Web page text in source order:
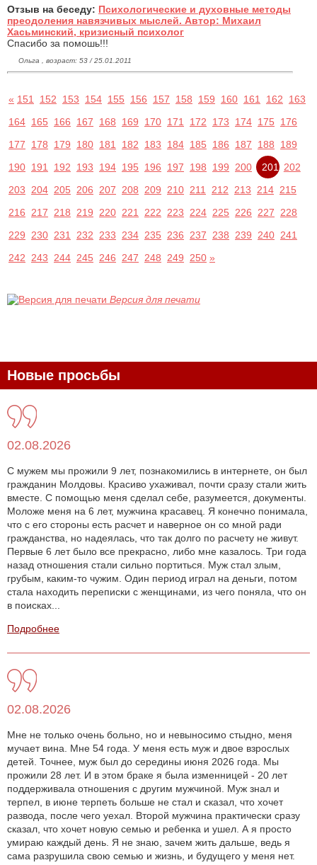
Отзыв на беседу: Психологические и духовные методы
преодоления навязчивых мыслей. Автор: Михаил
Хасьминский, кризисный психолог
Спасибо за помошь!!!
Ольга , возраст: 53 / 25.01.2011
« 151 152 153 154 155 156 157 158 159 160 161 162
163
164 165 166 167 168 169 170 171 172 173 174 175
176
177
178 179 180 181 182 183 184 185 186 187 188
189
190 191 192 193 194 195 196 197 198 199 200 201 202
203 204 205 206 207 208 209 210 211 212 213 214 215
216 217 218 219 220 221 222 223 224 225 226 227 228
229 230 231 232 233 234 235 236 237 238 239 240 241
242 243 244 245 246 247 248 249 250 »
Версия для печати
Новые просьбы
02.08.2026
С мужем мы прожили 9 лет, познакомились в интернете, он был
гражданин Молдовы. Красиво ухаживал, почти сразу стали жить
вместе. С помощью меня сделал себе, разумеется, документы.
Моложе меня на 6 лет, мужчина красавец. Я конечно понимала,
что с его стороны есть расчет и наверное он со мной ради
гражданства, но надеялась, что так долго по расчету не живут.
Первые 6 лет было все прекрасно, либо мне казалось. Три года
назад отношения стали сильно портиться. Муж стал злым,
грубым, каким-то чужим. Один период играл на деньги, потом
стала находить переписки с женщинами, из чего поняла, что он
в поисках...
Подробнее
02.08.2026
Мне не только очень больно, но и невыносимо стыдно, меня
мучает вина. Мне 54 года. У меня есть муж и двое взрослых
детей. Точнее, муж был до середины июня 2026 года. Мы
прожили 28 лет. И в этом браке я была изменницей - 20 лет
поддерживала отношения с другим мужчиной. Муж знал и
терпел, в июне терпеть больше не стал и сказал, что хочет
развода, после чего уехал. Второй мужчина практически сразу
сказал, что хочет новую семью и ребенка и ушел. А я просто
умираю каждый день. Я не знаю, зачем жить дальше, ведь я
сама разрушила свою семью и жизнь, и будущего у меня нет.